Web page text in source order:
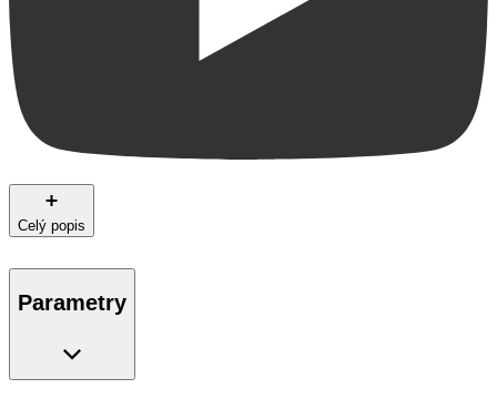
Celý popis
Parametry